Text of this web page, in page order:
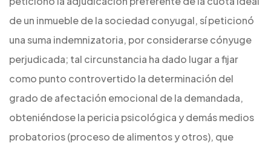
preferente
inmueble
conyugal,
pese
a
de un inmueble de la sociedad conyugal, sí peticionó
una suma indemnizatoria, por considerarse cónyuge
perjudicada; tal circunstancia ha dado lugar a fijar
como punto controvertido la determinación del
grado de afectación emocional de la demandada,
obteniéndose la pericia psicológica y demás medios
probatorios (proceso de alimentos y otros), que